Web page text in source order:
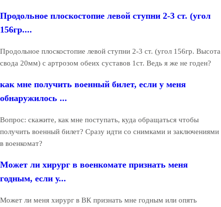
Продольное плоскостопие левой ступни 2-3 ст. (угол
156гр....
Продольное плоскостопие левой ступни 2-3 ст. (угол 156гр. Высота
свода 20мм) с артрозом обеих суставов 1ст. Ведь я же не годен?
как мне получить военный билет, если у меня
обнаружилось ...
Вопрос: скажите, как мне поступать, куда обращаться чтобы
получить военный билет? Сразу идти со снимками и заключениями
в военкомат?
Может ли хирург в военкомате признать меня
годным, если у...
Может ли меня хирург в ВК признать мне годным или опять